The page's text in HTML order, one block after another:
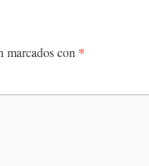
marcados con *